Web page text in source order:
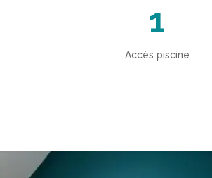
1
Accès piscine